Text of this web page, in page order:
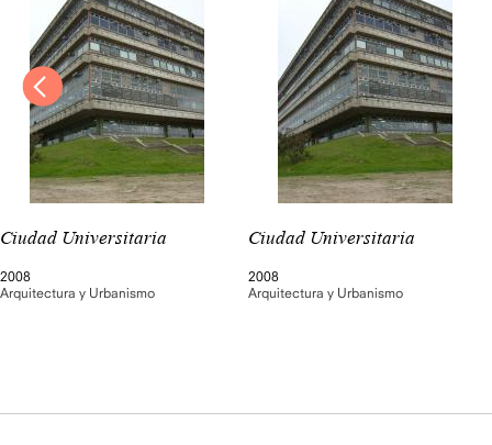
Ciudad Universitaria
2008
Arquitectura y Urbanismo
Ciudad Universitaria
2008
Arquitectura y Urbanismo